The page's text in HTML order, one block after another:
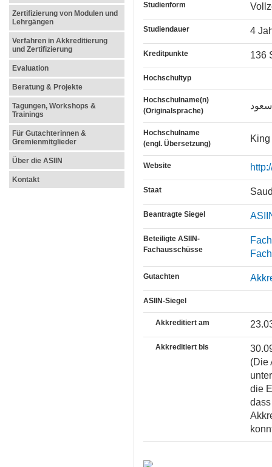
Zertifizierung von Modulen und
Lehrgängen
Verfahren in Akkreditierung
und Zertifizierung
Evaluation
Beratung & Projekte
Tagungen, Workshops &
Trainings
Für Gutachterinnen &
Gremienmitglieder
Über die ASIIN
Kontakt
Studienform
Studiendauer 4
Kreditpunkte 136
Hochschultyp
Hochschulname(n)
(Originalsprache)
Hochschulname
(engl. Übersetzung)
Website
Staat
Beantragte Siegel
Beteiligte ASIIN-
Fachausschüsse
Gutachten
ASIIN-Siegel
Akkreditiert am
Akkreditiert bis
(Die
die